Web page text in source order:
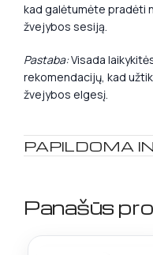
kad galėtumėte pradėti
žvejybos sesiją.
Pastaba:Visada
rekomendacijų, kad
žvejybos elgesį.
PAPILDOMA
Panašūs